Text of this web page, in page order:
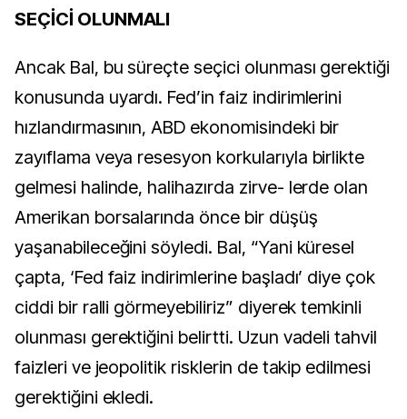
SEÇİCİ OLUNMALI
Ancak Bal, bu süreçte seçici olunması gerektiği
konusunda uyardı. Fed’in faiz indirimlerini
hızlandırmasının, ABD ekonomisindeki bir
zayıflama veya resesyon korkularıyla birlikte
gelmesi halinde, halihazırda zirve- lerde olan
Amerikan borsalarında önce bir düşüş
yaşanabileceğini söyledi. Bal, “Yani küresel
çapta, ‘Fed faiz indirimlerine başladı’ diye çok
ciddi bir ralli görmeyebiliriz” diyerek temkinli
olunması gerektiğini belirtti. Uzun vadeli tahvil
faizleri ve jeopolitik risklerin de takip edilmesi
gerektiğini ekledi.